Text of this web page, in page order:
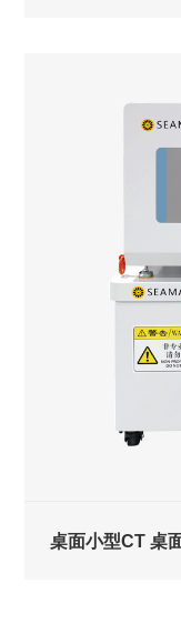
桌面小型CT 桌